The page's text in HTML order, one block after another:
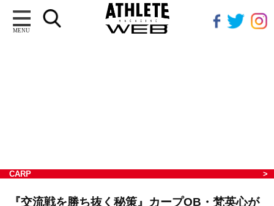
MENU
CARP
『交流戦を勝ち抜く秘策』カープOB・梵英心が